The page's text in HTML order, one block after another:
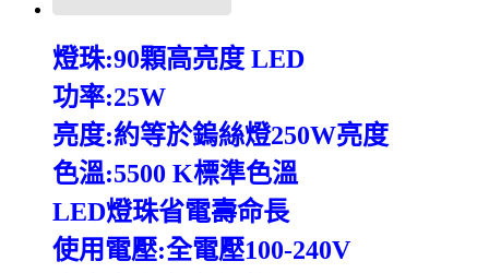
燈珠:90顆高亮度 LED
功率:25W
亮度:約等於鎢絲燈250W亮度
色溫:5500 K標準色溫
LED燈珠省電壽命長
使用電壓:全電壓100-240V